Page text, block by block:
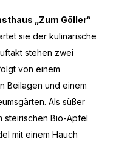
„Zum Göller“
sie der kulinarische
stehen zwei
von einem
Beilagen und einem
Als süßer
steirischen Bio-Apfel
mit einem Hauch